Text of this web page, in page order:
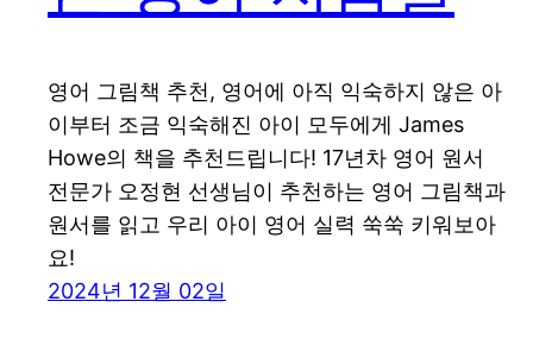
영어 그림책 추천, 영어에 아직 익숙하지 않은 아
이부터 조금 익숙해진 아이 모두에게 James
Howe의 책을 추천드립니다! 17년차 영어 원서
전문가 오정현 선생님이 추천하는 영어 그림책과
원서를 읽고 우리 아이 영어 실력 쑥쑥 키워보아
요!
2024년 12월 02일